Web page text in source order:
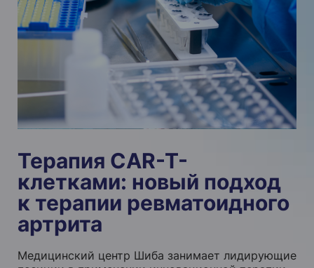
Терапия CAR-T-
клетками: новый подход
к терапии ревматоидного
артрита
Медицинский центр Шиба занимает лидирующие